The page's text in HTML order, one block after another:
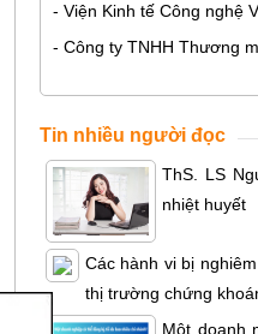
- Viện Kinh tế Công nghệ
- Công ty TNHH Thương
Tin nhiều người đọc
ThS. LS
nhiệt huyết
Các hành vi bị
thị trường chứng
Một doanh